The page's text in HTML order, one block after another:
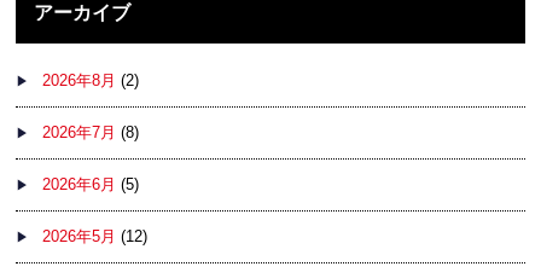
アーカイブ
2026年8月 (2)
2026年7月 (8)
2026年6月 (5)
2026年5月 (12)